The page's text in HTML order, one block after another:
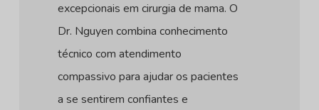
excepcionais em cirurgia de mama. O
Dr. Nguyen combina conhecimento
técnico com atendimento
compassivo para ajudar os pacientes
a se sentirem confiantes e